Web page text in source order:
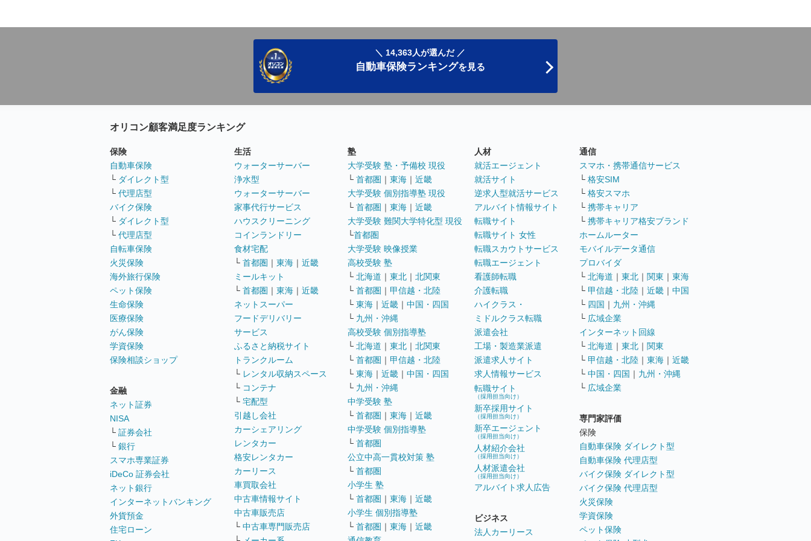
＼ 14,363人が選んだ ／
自動車保険ランキングを見る
オリコン顧客満足度ランキング
保険
自動車保険
└ ダイレクト型
└ 代理店型
バイク保険
└ ダイレクト型
└ 代理店型
自転車保険
火災保険
海外旅行保険
ペット保険
生命保険
医療保険
がん保険
学資保険
保険相談ショップ
金融
ネット証券
NISA
└ 証券会社
└ 銀行
スマホ専業証券
iDeCo 証券会社
ネット銀行
インターネットバンキング
外貨預金
住宅ローン
生活
ウォーターサーバー
浄水型
ウォーターサーバー
家事代行サービス
ハウスクリーニング
コインランドリー
食材宅配
└ 首都圏 ｜ 東海 ｜ 近畿
ミールキット
└ 首都圏 ｜ 東海 ｜ 近畿
ネットスーパー
フードデリバリー
サービス
ふるさと納税サイト
トランクルーム
└ レンタル収納スペース
└ コンテナ
└ 宅配型
引越し会社
カーシェアリング
レンタカー
格安レンタカー
カーリース
車買取会社
中古車情報サイト
中古車販売店
└ 中古車専門販売店
塾
大学受験 塾・予備校 現役
└ 首都圏 ｜ 東海 ｜ 近畿
大学受験 個別指導塾 現役
└ 首都圏 ｜ 東海 ｜ 近畿
大学受験 難関大学特化型 現役
└首都圏
大学受験 映像授業
高校受験 塾
└ 北海道 ｜ 東北 ｜ 北関東
└ 首都圏 ｜ 甲信越・北陸
└ 東海 ｜ 近畿 ｜ 中国・四国
└ 九州・沖縄
高校受験 個別指導塾
└ 北海道 ｜ 東北 ｜ 北関東
└ 首都圏 ｜ 甲信越・北陸
└ 東海 ｜ 近畿 ｜ 中国・四国
└ 九州・沖縄
中学受験 塾
└ 首都圏 ｜ 東海 ｜ 近畿
中学受験 個別指導塾
└ 首都圏
公立中高一貫校対策 塾
└ 首都圏
小学生 塾
└ 首都圏 ｜ 東海 ｜ 近畿
小学生 個別指導塾
└ 首都圏 ｜ 東海 ｜ 近畿
人材
就活エージェント
就活サイト
逆求人型就活サービス
アルバイト情報サイト
転職サイト
転職サイト 女性
転職スカウトサービス
転職エージェント
看護師転職
介護転職
ハイクラス・
ミドルクラス転職
派遣会社
工場・製造業派遣
派遣求人サイト
求人情報サービス
転職サイト
（採用担当向け）
新卒採用サイト
（採用担当向け）
新卒エージェント
（採用担当向け）
人材紹介会社
（採用担当向け）
人材派遣会社
（採用担当向け）
アルバイト求人広告
ビジネス
法人カーリース
通信
スマホ・携帯通信サービス
└ 格安SIM
└ 格安スマホ
└ 携帯キャリア
└ 携帯キャリア格安ブランド
ホームルーター
モバイルデータ通信
プロバイダ
└ 北海道 ｜ 東北 ｜ 関東 ｜ 東海
└ 甲信越・北陸 ｜ 近畿 ｜ 中国
└ 四国 ｜ 九州・沖縄
└ 広域企業
インターネット回線
└ 北海道 ｜ 東北 ｜ 関東
└ 甲信越・北陸 ｜ 東海 ｜ 近畿
└ 中国・四国 ｜ 九州・沖縄
└ 広域企業
専門家評価
保険
自動車保険 ダイレクト型
自動車保険 代理店型
バイク保険 ダイレクト型
バイク保険 代理店型
火災保険
学資保険
ペット保険